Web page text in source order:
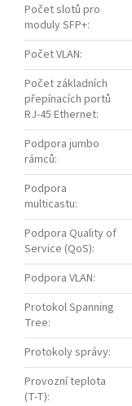
Počet slotů pro
moduly SFP+:
Počet VLAN:
Počet základních
přepínacích portů
RJ-45 Ethernet:
Podpora jumbo
rámců:
Podpora
multicastu:
Podpora Quality of
Service (QoS):
Podpora VLAN:
Protokol Spanning
Tree:
Protokoly správy:
Provozní teplota
(T-T):